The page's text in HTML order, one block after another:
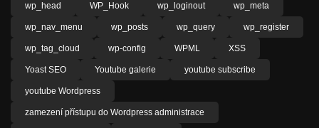
wp_head WP_Hook wp_loginout wp_meta
wp_nav_menu wp_posts wp_query wp_register
wp_tag_cloud wp-config WPML XSS
Yoast SEO Youtube galerie youtube subscribe
youtube Wordpress
zamezení přístupu do Wordpress administrace